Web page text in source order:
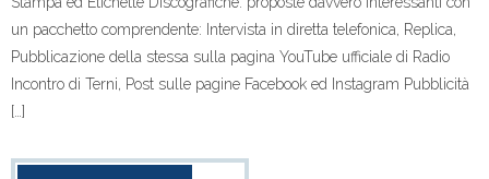
un pacchetto comprendente: Intervista in diretta telefonica, Replica,
Pubblicazione della stessa sulla pagina YouTube ufficiale di Radio
Incontro di Terni, Post sulle pagine Facebook ed Instagram Pubblicità
[…]